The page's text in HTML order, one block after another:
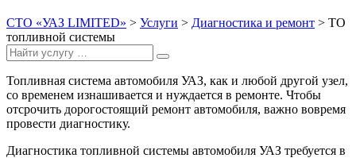
СТО «УАЗ LIMITED» > Услуги > Диагностика и ремонт > ТО
топливной системы
Search
for:
Search
Топливная система автомобиля УАЗ, как и любой другой узел,
со временем изнашивается и нуждается в ремонте. Чтобы
отсрочить дорогостоящий ремонт автомобиля, важно вовремя
провести диагностику.
Диагностика топливной системы автомобиля УАЗ требуется в